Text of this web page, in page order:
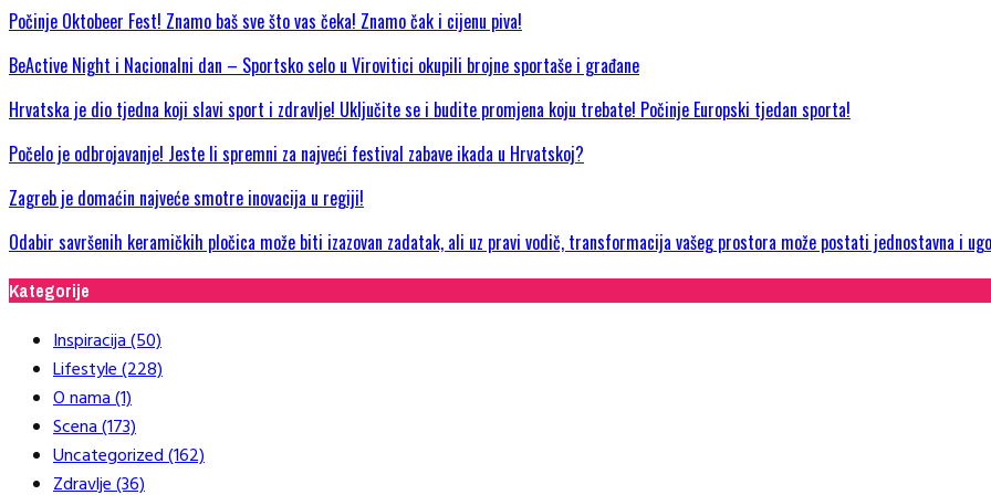
Počinje Oktobeer Fest! Znamo baš sve što vas čeka! Znamo čak i cijenu piva!
BeActive Night i Nacionalni dan – Sportsko selo u Virovitici okupili brojne sportaše i građane
Hrvatska je dio tjedna koji slavi sport i zdravlje! Uključite se i budite promjena koju trebate! Počinje Europski tjedan sporta!
Počelo je odbrojavanje! Jeste li spremni za najveći festival zabave ikada u Hrvatskoj?
Zagreb je domaćin najveće smotre inovacija u regiji!
Odabir savršenih keramičkih pločica može biti izazovan zadatak, ali uz pravi vodič, transformacija vašeg prostora može postati jednostavna i
Kategorije
Inspiracija(50)
Lifestyle(228)
O nama(1)
Scena(173)
Uncategorized(162)
Zdravlje(36)